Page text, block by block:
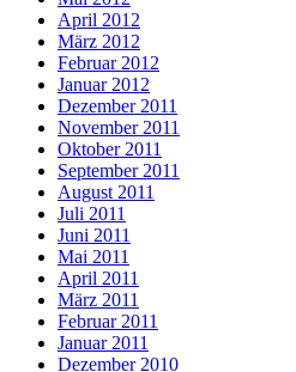
April 2012
März 2012
Februar 2012
Januar 2012
Dezember 2011
November 2011
Oktober 2011
September 2011
August 2011
Juli 2011
Juni 2011
Mai 2011
April 2011
März 2011
Februar 2011
Januar 2011
Dezember 2010